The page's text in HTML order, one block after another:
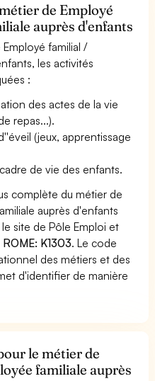
de Employé
auprès d'enfants
familial /
les activités
:
des actes de la vie
repas...).
(jeux, apprentissage
de vie des enfants.
complète du métier de
auprès d'enfants
site de Pôle Emploi et
K1303. Le code
des métiers et des
d'identifier de manière
le métier de
familiale auprès